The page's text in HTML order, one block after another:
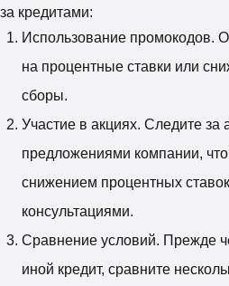
за кредитами:
Использование промокодов.
на процентные ставки или
сборы.
Участие в акциях. Следите за
предложениями компании,
снижением процентных
консультациями.
Сравнение условий. Прежде
иной кредит, сравните